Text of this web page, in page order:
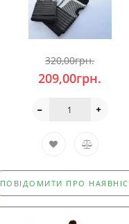
320,00грн.
209,00грн.
ПОВІДОМИТИ ПРО